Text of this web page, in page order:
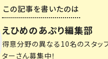
この記事を書いたのは
えひめのあぷり編集部
得意分野の異なる10名のスタッ
ターさん募集中！